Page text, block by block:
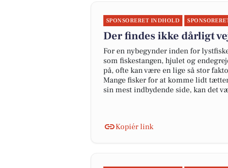
SPONSORERET INDHOLD
Der findes ikke dårligt
For en nybegynder inden for
som fiskestangen, hjulet og
på, ofte kan være en lige så stor
Mange fisker for at komme lidt
sin mest indbydende side, kan det
Kopiér link